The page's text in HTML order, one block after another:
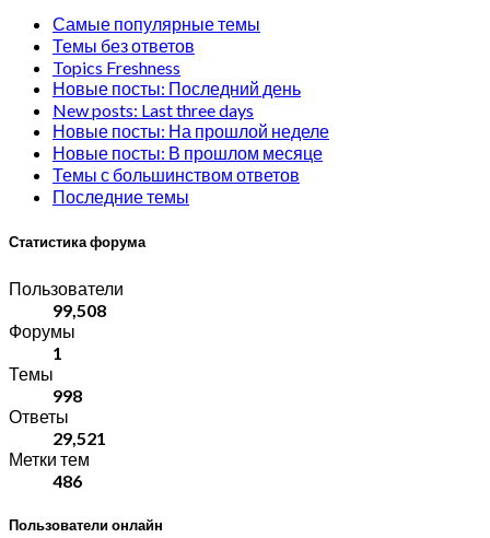
Самые популярные темы
Темы без ответов
Topics Freshness
Новые посты: Последний день
New posts: Last three days
Новые посты: На прошлой неделе
Новые посты: В прошлом месяце
Темы с большинством ответов
Последние темы
Статистика форума
Пользователи
99,508
Форумы
1
Темы
998
Ответы
29,521
Метки тем
486
Пользователи онлайн